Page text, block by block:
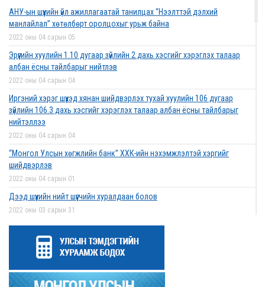
АНУ-ын шүүхийн үйл ажиллагаатай танилцах “Нээлттэй дэлхий
манлайлал” хөтөлбөрт оролцохыг урьж байна
2022 оны 04 сарын 05
Эрүүгийн хуулийн 1.10 дугаар зүйлийн 2 дахь хэсгийг хэрэглэх талаар
албан ёсны тайлбарыг нийтлэв
2022 оны 04 сарын 04
Иргэний хэрэг шүүхэд хянан шийдвэрлэх тухай хуулийн 106 дугаар
зүйлийн 106.3 дахь хэсгийг хэрэглэх талаар албан ёсны тайлбарыг
нийтэллээ
2022 оны 04 сарын 04
“Монгол Улсын хөгжлийн банк” ХХК-ийн нэхэмжлэлтэй хэргийг
шийдвэрлэв
2022 оны 04 сарын 01
Дээд шүүхийн нийт шүүгчийн хуралдаан болов
2022 оны 03 сарын 31
Нээлттэй ажлын байрны зар
2022 оны 03 сарын 31
Д.Гүрсоронз нарт холбогдох хэргийг хяналтын шатны шүүх хуралдаанаар
хэлэлцүүлэхээс татгалзав
2022 оны 03 сарын 30